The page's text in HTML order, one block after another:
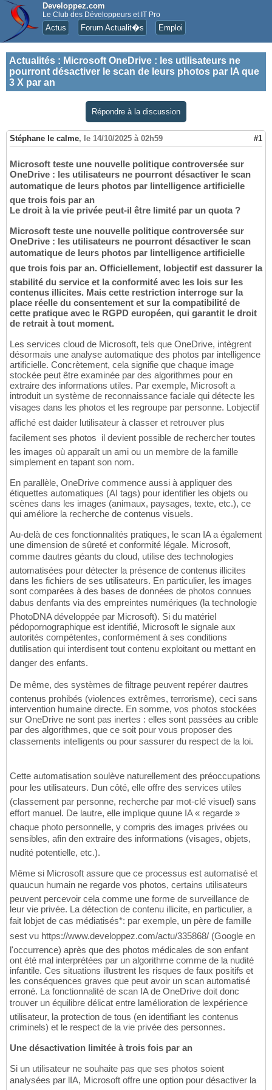
Developpez.com
Le Club des Développeurs et IT Pro
Actus Forum Actualit�s Emploi
Actualités : Microsoft OneDrive : les utilisateurs ne
pourront désactiver le scan de leurs photos par IA que
3 X par an
Répondre à la discussion
Stéphane le calme, le 14/10/2025 à 02h59 #1
Microsoft teste une nouvelle politique controversée sur
OneDrive : les utilisateurs ne pourront désactiver le scan
automatique de leurs photos par lintelligence artificielle
que trois fois par an
Le droit à la vie privée peut-il être limité par un quota ?
Microsoft teste une nouvelle politique controversée sur
OneDrive : les utilisateurs ne pourront désactiver le scan
automatique de leurs photos par lintelligence artificielle
que trois fois par an. Officiellement, lobjectif est dassurer la
stabilité du service et la conformité avec les lois sur les
contenus illicites. Mais cette restriction interroge sur la
place réelle du consentement et sur la compatibilité de
cette pratique avec le RGPD européen, qui garantit le droit
de retrait à tout moment.
Les services cloud de Microsoft, tels que OneDrive, intègrent
désormais une analyse automatique des photos par intelligence
artificielle. Concrètement, cela signifie que chaque image
stockée peut être examinée par des algorithmes pour en
extraire des informations utiles. Par exemple, Microsoft a
introduit un système de reconnaissance faciale qui détecte les
visages dans les photos et les regroupe par personne. Lobjectif
affiché est daider lutilisateur à classer et retrouver plus
facilement ses photos  il devient possible de rechercher toutes
les images où apparaît un ami ou un membre de la famille
simplement en tapant son nom.
En parallèle, OneDrive commence aussi à appliquer des
étiquettes automatiques (AI tags) pour identifier les objets ou
scènes dans les images (animaux, paysages, texte, etc.), ce
qui améliore la recherche de contenus visuels.
Au-delà de ces fonctionnalités pratiques, le scan IA a également
une dimension de sûreté et conformité légale. Microsoft,
comme dautres géants du cloud, utilise des technologies
automatisées pour détecter la présence de contenus illicites
dans les fichiers de ses utilisateurs. En particulier, les images
sont comparées à des bases de données de photos connues
dabus denfants via des empreintes numériques (la technologie
PhotoDNA développée par Microsoft). Si du matériel
pédopornographique est identifié, Microsoft le signale aux
autorités compétentes, conformément à ses conditions
dutilisation qui interdisent tout contenu exploitant ou mettant en
danger des enfants.
De même, des systèmes de filtrage peuvent repérer dautres
contenus prohibés (violences extrêmes, terrorisme), ceci sans
intervention humaine directe. En somme, vos photos stockées
sur OneDrive ne sont pas inertes : elles sont passées au crible
par des algorithmes, que ce soit pour vous proposer des
classements intelligents ou pour sassurer du respect de la loi.
Cette automatisation soulève naturellement des préoccupations
pour les utilisateurs. Dun côté, elle offre des services utiles
(classement par personne, recherche par mot-clé visuel) sans
effort manuel. De lautre, elle implique quune IA « regarde »
chaque photo personnelle, y compris des images privées ou
sensibles, afin den extraire des informations (visages, objets,
nudité potentielle, etc.).
Même si Microsoft assure que ce processus est automatisé et
quaucun humain ne regarde vos photos, certains utilisateurs
peuvent percevoir cela comme une forme de surveillance de
leur vie privée. La détection de contenu illicite, en particulier, a
fait lobjet de cas médiatisés*: par exemple, un père de famille
sest vu https://www.developpez.com/actu/335868/ (Google en
l'occurrence) après que des photos médicales de son enfant
ont été mal interprétées par un algorithme comme de la nudité
infantile. Ces situations illustrent les risques de faux positifs et
les conséquences graves que peut avoir un scan automatisé
erroné. La fonctionnalité de scan IA de OneDrive doit donc
trouver un équilibre délicat entre lamélioration de lexpérience
utilisateur, la protection de tous (en identifiant les contenus
criminels) et le respect de la vie privée des personnes.
Une désactivation limitée à trois fois par an
Si un utilisateur ne souhaite pas que ses photos soient
analysées par lIA, Microsoft offre une option pour désactiver la